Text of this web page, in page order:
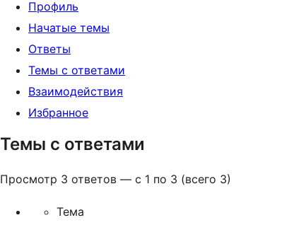
Профиль
Начатые темы
Ответы
Темы с ответами
Взаимодействия
Избранное
Темы с ответами
Просмотр 3 ответов — с 1 по 3 (всего 3)
Тема